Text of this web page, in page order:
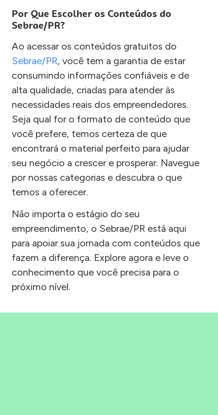
Por Que Escolher os Conteúdos do
Sebrae/PR?
Ao acessar os conteúdos gratuitos do
Sebrae/PR, você tem a garantia de estar
consumindo informações confiáveis e de
alta qualidade, criadas para atender às
necessidades reais dos empreendedores.
Seja qual for o formato de conteúdo que
você prefere, temos certeza de que
encontrará o material perfeito para ajudar
seu negócio a crescer e prosperar. Navegue
por nossas categorias e descubra o que
temos a oferecer.
Não importa o estágio do seu
empreendimento, o Sebrae/PR está aqui
para apoiar sua jornada com conteúdos que
fazem a diferença. Explore agora e leve o
conhecimento que você precisa para o
próximo nível.